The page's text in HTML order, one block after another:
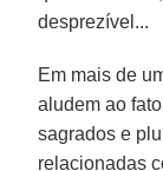
desprezível...
Em mais de
aludem ao
sagrados e
relacionadas